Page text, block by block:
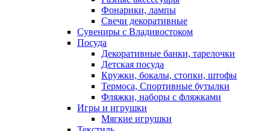
Фонарики, лампы
Свечи декоративные
Сувениры с Владивостоком
Посуда
Декоративные банки, тарелочки
Детская посуда
Кружки, бокалы, стопки, штофы
Термоса, Спортивные бутылки
Фляжки, наборы с фляжками
Игры и игрушки
Мягкие игрушки